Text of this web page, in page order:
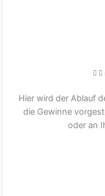
Hier wird der Ablauf
die Gewinne
oder an